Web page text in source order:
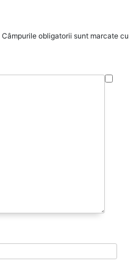
Câmpurile obligatorii sunt marcate cu